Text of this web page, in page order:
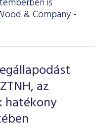
is
& Company -
az
hatékony